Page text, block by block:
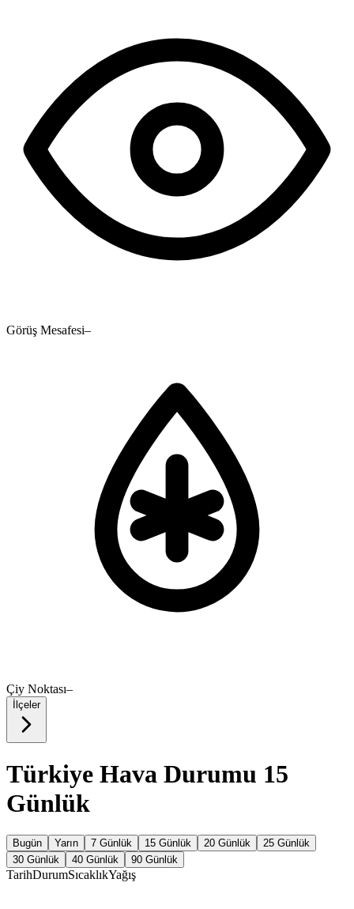
Görüş Mesafesi–
Çiy Noktası–
İlçeler
Türkiye Hava Durumu 15
Günlük
Bugün Yarın 7 Günlük 15 Günlük 20 Günlük
25 Günlük
30 Günlük
40 Günlük 90 Günlük
TarihDurumSıcaklıkYağış